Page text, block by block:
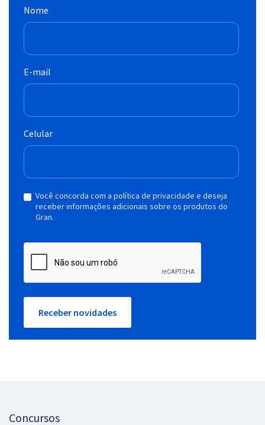
Nome
E-mail
Celular
Você concorda com a política de privacidade e deseja
receber informações adicionais sobre os produtos do
Gran.
Receber novidades
Concursos